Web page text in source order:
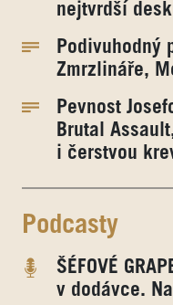
nejtvrdší
Podivuhodný
Zmrzlináře,
Pevnost
Brutal
i čerstvou
Podcasty
ŠÉFOVÉ
v dodávce.